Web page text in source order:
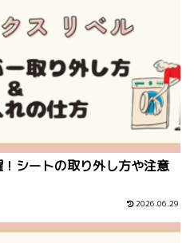
シートの取り外し方や注意
2026.06.29